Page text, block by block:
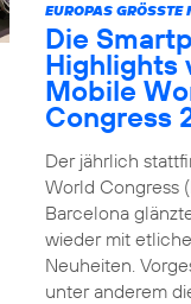
EUROPAS
Die
Highlights
Mobile
Congress
Der jährlich
World Congress
Barcelona
wieder mit
Neuheiten.
unter anderem